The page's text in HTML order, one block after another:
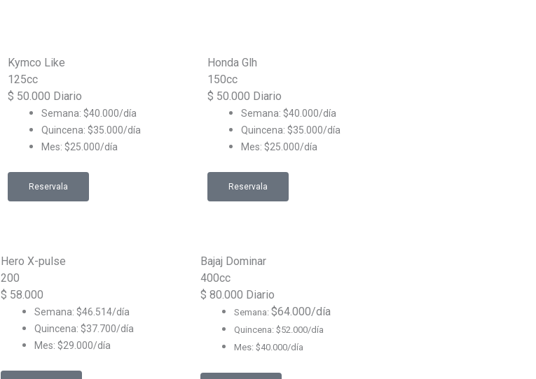
Kymco Like
125cc
$ 50.000 Diario
Semana: $40.000/día
Quincena: $35.000/día
Mes: $25.000/día
Reservala
Honda Glh
150cc
$ 50.000 Diario
Semana: $40.000/día
Quincena: $35.000/día
Mes: $25.000/día
Reservala
Hero X-pulse
200
$ 58.000
Semana: $46.514/día
Quincena: $37.700/día
Mes: $29.000/día
Bajaj Dominar
400cc
$ 80.000 Diario
Semana: $64.000/día
Quincena: $52.000/día
Mes: $40.000/día